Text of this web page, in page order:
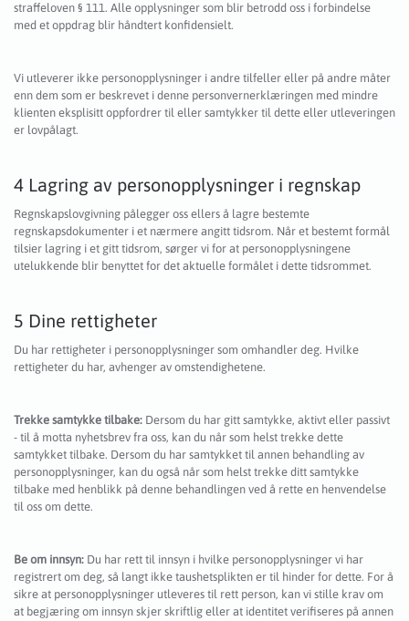
straffeloven § 111. Alle opplysninger som blir betrodd oss i forbindelse
med et oppdrag blir håndtert konfidensielt.
Vi utleverer ikke personopplysninger i andre tilfeller eller på andre måter
enn dem som er beskrevet i denne personvernerklæringen med mindre
klienten eksplisitt oppfordrer til eller samtykker til dette eller utleveringen
er lovpålagt.
4 Lagring av personopplysninger i regnskap
Regnskapslovgivning pålegger oss ellers å lagre bestemte
regnskapsdokumenter i et nærmere angitt tidsrom. Når et bestemt formål
tilsier lagring i et gitt tidsrom, sørger vi for at personopplysningene
utelukkende blir benyttet for det aktuelle formålet i dette tidsrommet.
5 Dine rettigheter
Du har rettigheter i personopplysninger som omhandler deg. Hvilke
rettigheter du har, avhenger av omstendighetene.
Trekke samtykke tilbake: Dersom du har gitt samtykke, aktivt eller passivt
- til å motta nyhetsbrev fra oss, kan du når som helst trekke dette
samtykket tilbake. Dersom du har samtykket til annen behandling av
personopplysninger, kan du også når som helst trekke ditt samtykke
tilbake med henblikk på denne behandlingen ved å rette en henvendelse
til oss om dette.
Be om innsyn: Du har rett til innsyn i hvilke personopplysninger vi har
registrert om deg, så langt ikke taushetsplikten er til hinder for dette. For å
sikre at personopplysninger utleveres til rett person, kan vi stille krav om
at begjæring om innsyn skjer skriftlig eller at identitet verifiseres på annen